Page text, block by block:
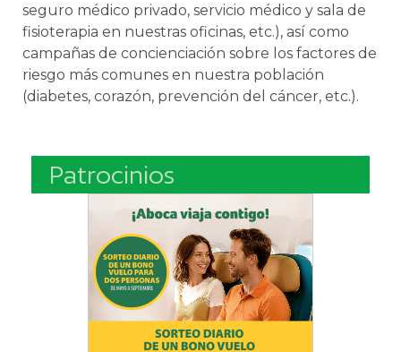
seguro médico privado, servicio médico y sala de
fisioterapia en nuestras oficinas, etc.), así como
campañas de concienciación sobre los factores de
riesgo más comunes en nuestra población
(diabetes, corazón, prevención del cáncer, etc.).
Patrocinios